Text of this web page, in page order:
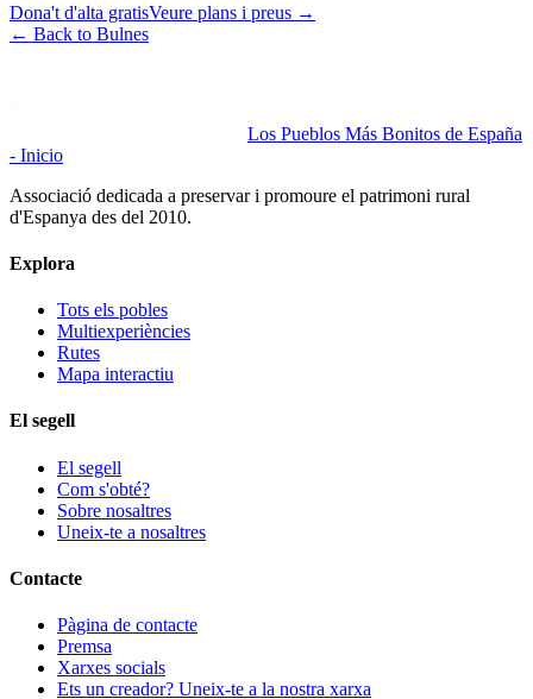
Dona't d'alta gratisVeure plans i preus →
← Back to Bulnes
Los Pueblos Más Bonitos de España
- Inicio
Associació dedicada a preservar i promoure el patrimoni rural
d'Espanya des del 2010.
Explora
Tots els pobles
Multiexperiències
Rutes
Mapa interactiu
El segell
El segell
Com s'obté?
Sobre nosaltres
Uneix-te a nosaltres
Contacte
Pàgina de contacte
Premsa
Xarxes socials
Ets un creador? Uneix-te a la nostra xarxa